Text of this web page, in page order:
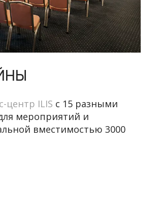
центр ILIS с 15 разными
мероприятий и
вместимостью 3000